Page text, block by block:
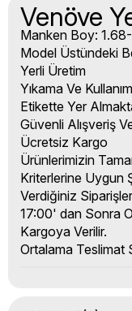
Venöve
Manken Boy:
Model Üstündeki
Yerli Üretim
Yıkama Ve
Etikette Yer
Güvenli Alışveriş
Ücretsiz Kargo
Ürünlerimizin
Kriterlerine Uygun
Verdiğiniz
17:00' dan Sonra
Kargoya Verilir.
Ortalama Teslimat